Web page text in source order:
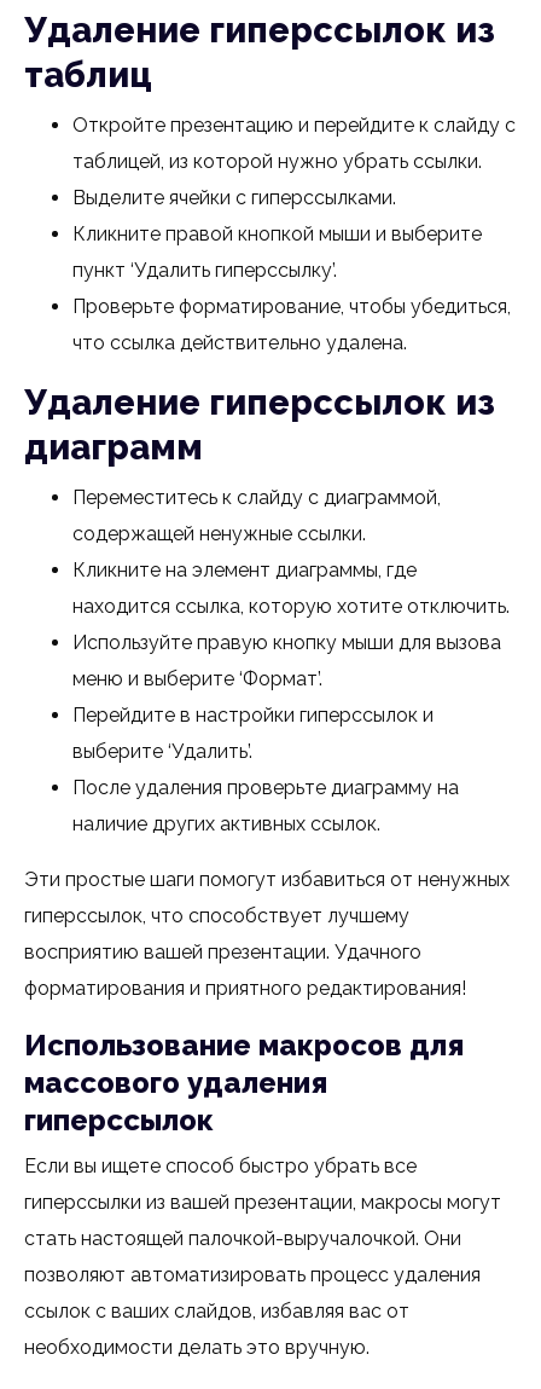
Удаление гиперссылок из
таблиц
Откройте презентацию и перейдите к слайду с
таблицей, из которой нужно убрать ссылки.
Выделите ячейки с гиперссылками.
Кликните правой кнопкой мыши и выберите
пункт ‘Удалить гиперссылку’.
Проверьте форматирование, чтобы убедиться,
что ссылка действительно удалена.
Удаление гиперссылок из
диаграмм
Переместитесь к слайду с диаграммой,
содержащей ненужные ссылки.
Кликните на элемент диаграммы, где
находится ссылка, которую хотите отключить.
Используйте правую кнопку мыши для вызова
меню и выберите ‘Формат’.
Перейдите в настройки гиперссылок и
выберите ‘Удалить’.
После удаления проверьте диаграмму на
наличие других активных ссылок.
Эти простые шаги помогут избавиться от ненужных
гиперссылок, что способствует лучшему
восприятию вашей презентации. Удачного
форматирования и приятного редактирования!
Использование макросов для
массового удаления
гиперссылок
Если вы ищете способ быстро убрать все
гиперссылки из вашей презентации, макросы могут
стать настоящей палочкой-выручалочкой. Они
позволяют автоматизировать процесс удаления
ссылок с ваших слайдов, избавляя вас от
необходимости делать это вручную.